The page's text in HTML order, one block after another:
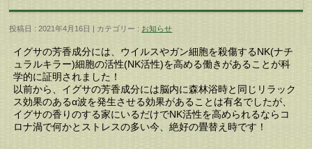
投稿日 : 2021年4月16日 | カテゴリー : お知らせ
イグサの芳香成分には、ウイルスやガン細胞を殺傷するNK(ナチ
ュラルキラー)細胞の活性(NK活性)を高める働きがあることが科
学的に証明されました！
以前から、イグサの芳香成分には脳内に森林浴時と同じリラック
ス効果のあるα波を発生させる効果があることは有名でしたが、
イグサの香りのする家にいるだけでNK活性を高められるならコ
ロナ渦で何かとストレスの多い今、絶好の畳替え時です！